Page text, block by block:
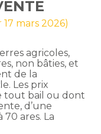
17 mars 2026)
agricoles,
non bâties, et
de la
Les prix
tout bail ou dont
d’une
ares. La